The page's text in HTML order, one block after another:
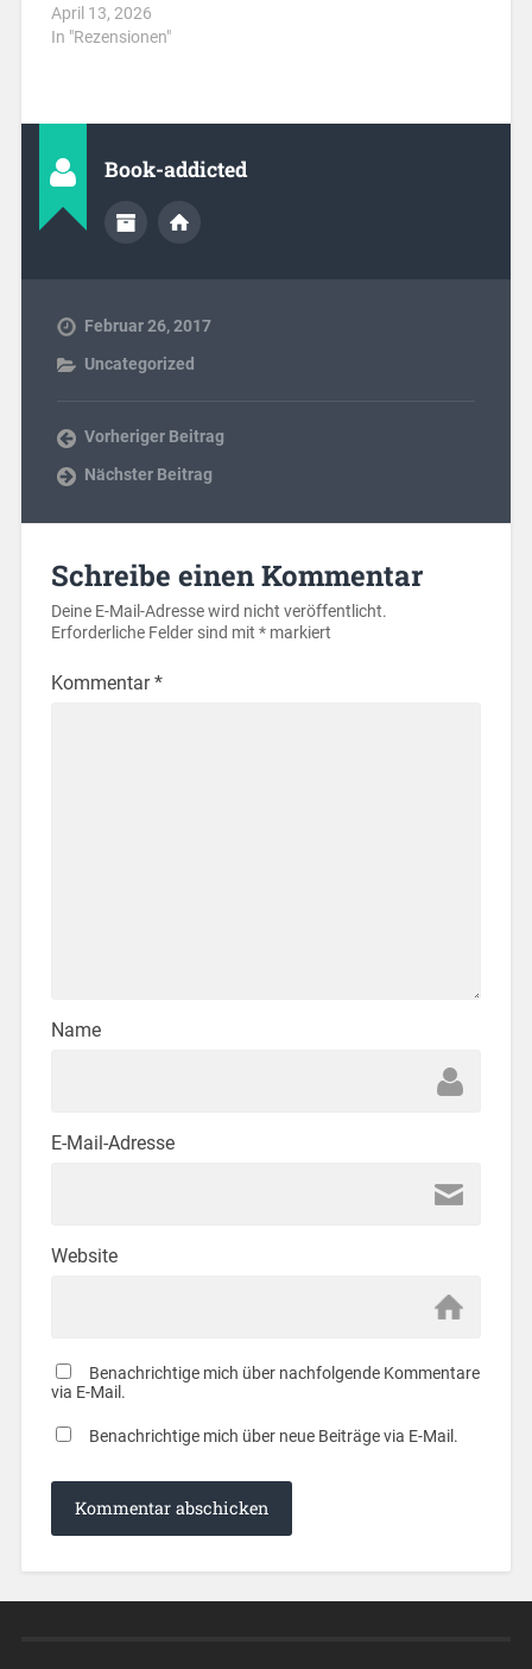
April 13, 2026
In "Rezensionen"
Book-addicted
Februar 26, 2017
Uncategorized
Vorheriger Beitrag
Nächster Beitrag
Schreibe einen Kommentar
Deine E-Mail-Adresse wird nicht veröffentlicht.
Erforderliche Felder sind mit *markiert
Kommentar*
Name
E-Mail-Adresse
Website
Benachrichtige mich über nachfolgende Kommentare
via E-Mail.
Benachrichtige mich über neue Beiträge via E-Mail.